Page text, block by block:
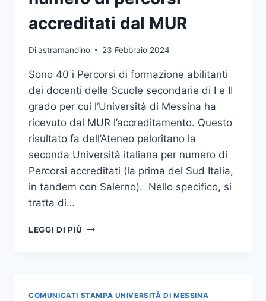
DELLA
REGIONE
SICILIANA
accreditati dal MUR
Diastramandino 23 Febbraio 2024
Sono 40 i Percorsi di formazione abilitanti
dei docenti delle Scuole secondarie di I e II
grado per cui l’Università di Messina ha
ricevuto dal MUR l’accreditamento. Questo
risultato fa dell’Ateneo peloritano la
seconda Università italiana per numero di
Percorsi accreditati (la prima del Sud Italia,
in tandem con Salerno). Nello specifico, si
tratta di…
LEGGI DI PIÙ ABILITAZIONE
COMUNICATI STAMPA UNIVERSITÀ DI MESSINA